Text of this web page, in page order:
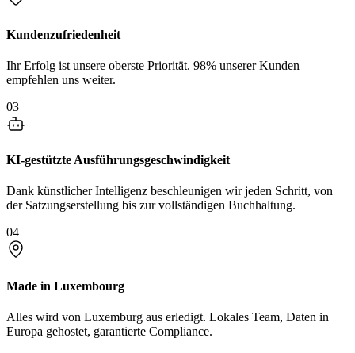
Kundenzufriedenheit
Ihr Erfolg ist unsere oberste Priorität. 98% unserer Kunden
empfehlen uns weiter.
03
KI-gestützte Ausführungsgeschwindigkeit
Dank künstlicher Intelligenz beschleunigen wir jeden Schritt, von
der Satzungserstellung bis zur vollständigen Buchhaltung.
04
Made in Luxembourg
Alles wird von Luxemburg aus erledigt. Lokales Team, Daten in
Europa gehostet, garantierte Compliance.